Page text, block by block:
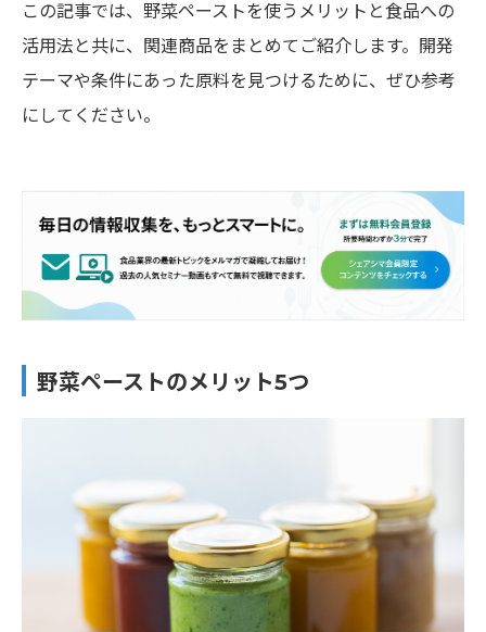
この記事では、野菜ペーストを使うメリットと食品への
活用法と共に、関連商品をまとめてご紹介します。開発
テーマや条件にあった原料を見つけるために、ぜひ参考
にしてください。
野菜ペーストのメリット5つ